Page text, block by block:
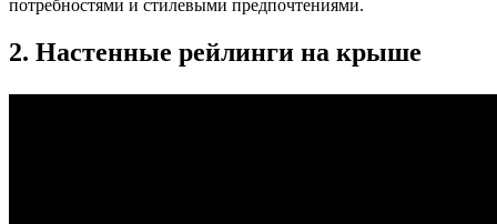
потребностями и стилевыми предпочтениями.
2. Настенные рейлинги на крыше